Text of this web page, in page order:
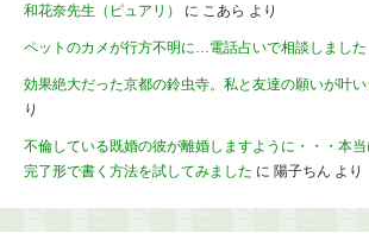
和花奈先生（ピュアリ） に こあら より
ペットのカメが行方不明に…電話占いで相談しました
効果絶大だった京都の鈴虫寺。私と友達の願いが叶い
り
不倫している既婚の彼が離婚しますように・・・本
完了形で書く方法を試してみました に 陽子ちん より